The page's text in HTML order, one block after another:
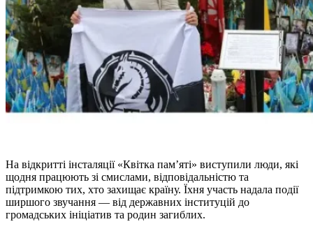
На відкритті інсталяції «Квітка пам’яті» виступили люди, які
щодня працюють зі смислами, відповідальністю та
підтримкою тих, хто захищає країну. Їхня участь надала події
ширшого звучання — від державних інституцій до
громадських ініціатив та родин загиблих.